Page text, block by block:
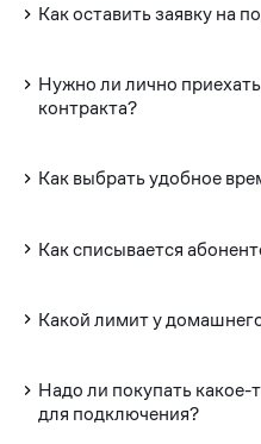
Как оставить заявку на
Нужно ли лично
контракта?
Как выбрать удобное
Как списывается
Какой лимит у
Надо ли покупать
для подключения?